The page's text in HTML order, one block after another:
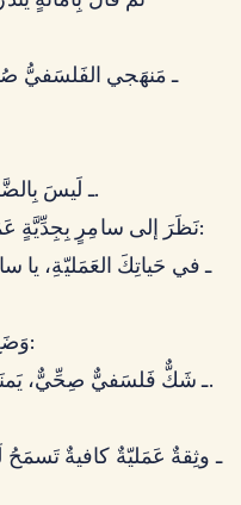
ـ مَنهَجي الفَلسَفيُّ
ـ لَيسَ بِالضَّرورةِ كَدَليلٍ عَمَليٍّ لِلحَياةِ اليَوميّةِ.
نَظَرَ إلى سامِرٍ بِجِدِّيَّةٍ عَمَليّةٍ تَختَلِفُ عَنِ الجِدِّيَّةِ الفَلسَفيّةِ:
ـ في حَياتِكَ العَمَليّةِ، يا
وَضَعَ إِصبَعَينِ على الطّاوِلةِ كَمِيزانَينِ:
ـ شَكٌّ فَلسَفيٌّ صِحِّيٌّ، يَمنَعُكَ مِنَ الثِّقةِ العَمياءِ غَيرِ المُبَرَّرةِ.
ـ وثِقةٌ عَمَليّةٌ كافيةٌ